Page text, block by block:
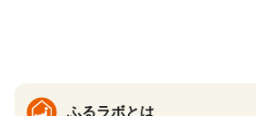
ふるラボとは